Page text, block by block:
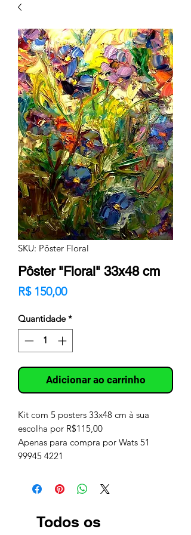
SKU: Pôster Floral
Pôster "Floral" 33x48 cm
R$ 150,00Preço
Quantidade *
Adicionar ao carrinho
Kit com 5 posters 33x48 cm à sua
escolha por R$115,00
Apenas para compra por Wats 51
99945 4221
Todos os